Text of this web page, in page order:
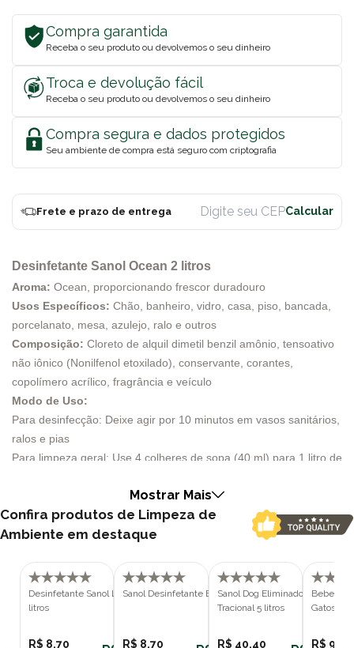
Compra garantida
Receba o seu produto ou devolvemos o seu dinheiro
Troca e devolução fácil
Receba o seu produto ou devolvemos o seu dinheiro
Compra segura e dados protegidos
Seu ambiente de compra está seguro com criptografia
Frete e prazo de entrega
Desinfetante Sanol Ocean 2 litros
Aroma: Ocean, proporcionando frescor duradouro
Usos Específicos: Chão, banheiro, vidro, casa, piso, bancada,
porcelanato, mesa, azulejo, ralo e outros
Composição: Cloreto de alquil dimetil benzil amônio, tensoativo
não iônico (Nonilfenol etoxilado), conservante, corantes,
copolímero acrílico, fragrância e veículo
Modo de Uso:
Para desinfecção: Deixe agir por 10 minutos em vasos sanitários,
ralos e pias
Para limpeza geral: Use 4 colheres de sopa (40 ml) para 1 litro de
Ação bactericida e germicida, desodorizante,
elevado poder de limpeza e perfume duradouro
Recomendações:Não utilizar para desinfecção de alimentos,
O Desinfetante Sanol Ocean 2 litros é uma escolha eficaz e
versátil para manter seu ambiente limpo e com um aroma
para diversos usos, como limpeza de chão, banheiro, vidro, casa,
Mostrar Mais
Confira produtos de Limpeza de
Ambiente em destaque
Desinfetante Sanol Lavanda com 2
litros
R$ 8,70
Sanol Desinfetante Eucalipto 2 litros
R$ 8,70
Sanol Dog Eliminador de Odores
Tracional 5 litros
R$ 40,40
Gatos
R$